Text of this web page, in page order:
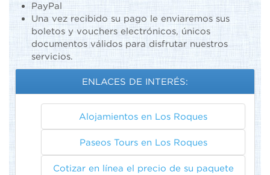
PayPal
Una vez recibido su pago le enviaremos sus
boletos y vouchers electrónicos, únicos
documentos válidos para disfrutar nuestros
servicios.
ENLACES DE INTERÉS:
Alojamientos en Los Roques
Paseos Tours en Los Roques
Cotizar en línea el precio de su paquete